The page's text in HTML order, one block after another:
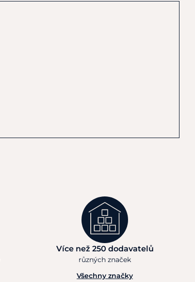
Více než 250 dodavatelů
různých značek
Všechny značky